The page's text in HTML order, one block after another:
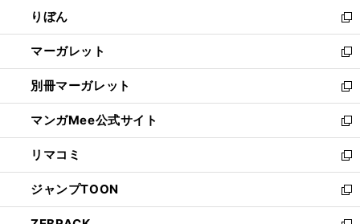
く
で
開
く
ド
ウ
で
開
く
ィ
ン
ド
ウ
で
開
く
りぼん
新
し
い
ウ
ィ
ン
ド
ウ
で
開
く
マーガレット
新
し
い
ウ
ィ
ン
ド
ウ
で
開
別冊マーガレット
新
し
い
ウ
ィ
ン
ド
ウ
マンガMee公式サイト
新
し
い
ウ
ィ
ン
リマコミ
新
し
い
ウ
ジャンプTOON
新
し